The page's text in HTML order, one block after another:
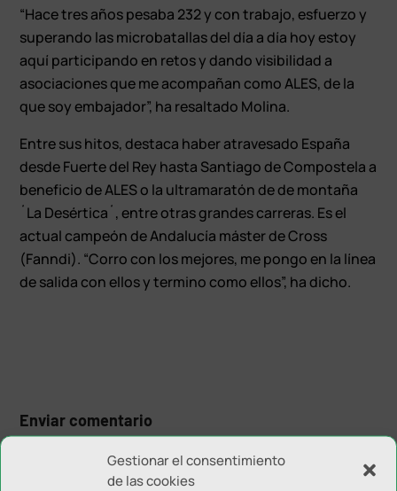
Gestionar el consentimiento
de las cookies
“Hace tres años pesaba 232 y con trabajo, esfuerzo y
superando las microbatallas del día a día hoy estoy
aquí participando en retos y dando visibilidad a
asociaciones que me acompañan como ALES, de la
que soy embajador”, ha resaltado Molina.
Entre sus hitos, destaca haber atravesado España
desde Fuerte del Rey hasta Santiago de Compostela a
beneficio de ALES o la ultramaratón de de montaña
´La Desértica´, entre otras grandes carreras. Es el
actual campeón de Andalucía máster de Cross
(Fanndi). “Corro con los mejores, me pongo en la línea
de salida con ellos y termino como ellos”, ha dicho.
Enviar comentario
campos obligatorios están marcados con*